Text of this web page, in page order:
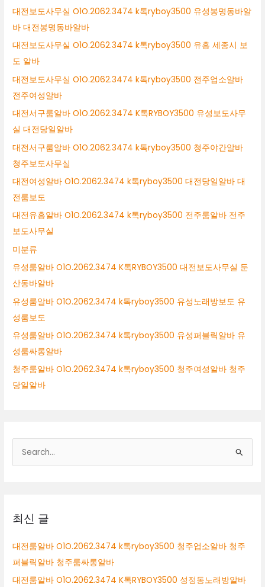
대전보도사무실 O1O.2062.3474 k톡ryboy3500 유성봉명동바알
바 대전봉명동바알바
대전보도사무실 O1O.2062.3474 k톡ryboy3500 유흥 세종시 보
도 알바
대전보도사무실 O1O.2062.3474 k톡ryboy3500 전주업소알바
전주여성알바
대전서구룸알바 O1O.2062.3474 K톡RYBOY3500 유성보도사무
실 대전당일알바
대전서구룸알바 O1O.2062.3474 k톡ryboy3500 청주야간알바
청주보도사무실
대전여성알바 O1O.2062.3474 k톡ryboy3500 대전당일알바 대
전룸보도
대전유흥알바 O1O.2062.3474 k톡ryboy3500 전주룸알바 전주
보도사무실
미분류
유성룸알바 O1O.2062.3474 K톡RYBOY3500 대전보도사무실 둔
산동바알바
유성룸알바 O1O.2062.3474 k톡ryboy3500 유성노래방보도 유
성룸보도
유성룸알바 O1O.2062.3474 k톡ryboy3500 유성퍼블릭알바 유
성룸싸롱알바
청주룸알바 O1O.2062.3474 k톡ryboy3500 청주여성알바 청주
당일알바
색
최신 글
대전룸알바 O1O.2062.3474 k톡ryboy3500 청주업소알바 청주
퍼블릭알바 청주룸싸롱알바
대전룸알바 O1O.2062.3474 K톡RYBOY3500 성정동노래방알바